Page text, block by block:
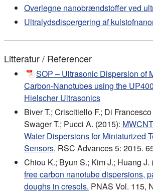
Overlegne nanobrændstoffer ved
Ultralydsdispergering af
Litteratur / Referencer
SOP – Ultrasonic Dispersion of
Carbon-Nanotubes using the
Hielscher Ultrasonics
Biver T.; Criscitiello F.; Di
Swager T.; Pucci A. (2015):
Water Dispersions for Miniaturized
Sensors. RSC Advances 5: 2015.
Chiou K.; Byun S.; Kim J.; Huang J.
free carbon nanotube dispersions,
doughs in cresols. PNAS Vol. 115,